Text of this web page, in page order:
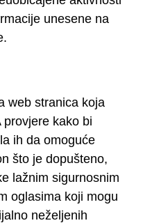
unesene na
web stranica koja
kako bi
ih da omoguće
što je dopušteno,
lažnim sigurnosnim
oglasima koji mogu
neželjenih